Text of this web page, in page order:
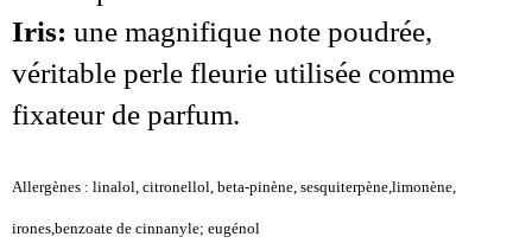
Iris: une magnifique note poudrée,
véritable perle fleurie utilisée comme
fixateur de parfum.
Allergènes : linalol, citronellol, beta-pinène, sesquiterpène,limonène,
irones,benzoate de cinnanyle; eugénol